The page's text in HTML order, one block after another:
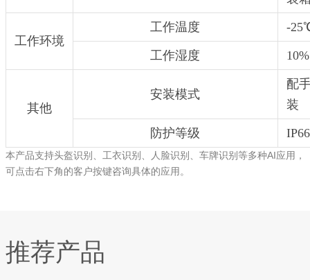
工作环境
工作温度 -
工作湿度
其他
安装模式
配
装
防护等级 IP66
本产品支持头盔识别、工衣识别、人脸识别、车牌识别等多种AI应用，
可点击右下角的客户按键咨询具体的应用。
推荐产品